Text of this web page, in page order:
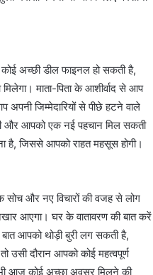
अच्छी डील फाइनल हो सकती है,
माता-पिता के आशीर्वाद से आप
जिम्मेदारियों से पीछे हटने वाले
और आपको एक नई पहचान मिल सकती
है, जिससे आपको राहत महसूस होगी।
और नए विचारों की वजह से लोग
आएगा। घर के वातावरण की बात करें
आपको थोड़ी बुरी लग सकती है,
उसी दौरान आपको कोई महत्वपूर्ण
भी आज कोई अच्छा अवसर मिलने की